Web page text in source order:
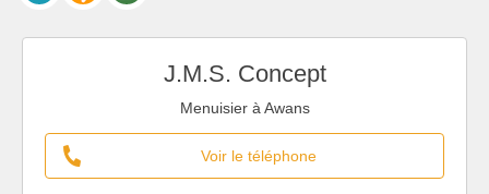
J.M.S. Concept
Menuisier à Awans
Voir le téléphone